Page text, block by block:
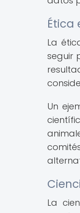
Ética
La
seguir
Un
La